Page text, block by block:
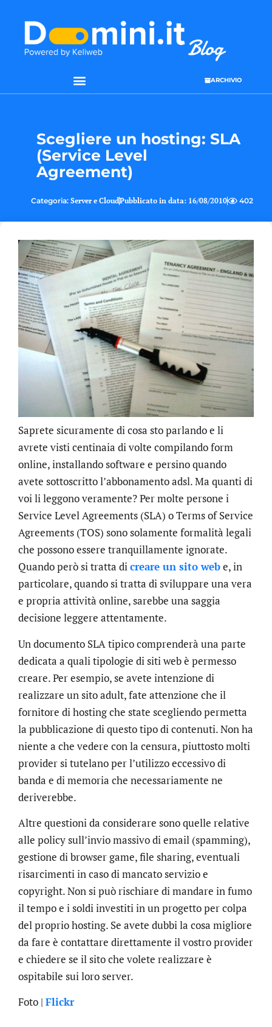
ARCHIVIO
Scegliere un hosting: SLA
(Service Level
Agreement)
Categoria: Server e CloudPubblicato in data: 16/08/2010 402
Saprete sicuramente di cosa sto parlando e li
avrete visti centinaia di volte compilando form
online, installando software e persino quando
avete sottoscritto l’abbonamento adsl. Ma quanti di
voi li leggono veramente? Per molte persone i
Service Level Agreements (SLA) o Terms of Service
Agreements (TOS) sono solamente formalità legali
che possono essere tranquillamente ignorate.
Quando però si tratta dicreare un sito webe, in
particolare, quando si tratta di sviluppare una vera
e propria attività online, sarebbe una saggia
decisione leggere attentamente.
Un documento SLA tipico comprenderà una parte
dedicata a quali tipologie di siti web è permesso
creare. Per esempio, se avete intenzione di
realizzare un sito adult, fate attenzione che il
fornitore di hosting che state scegliendo permetta
la pubblicazione di questo tipo di contenuti. Non ha
niente a che vedere con la censura, piuttosto molti
provider si tutelano per l’utilizzo eccessivo di
banda e di memoria che necessariamente ne
deriverebbe.
Altre questioni da considerare sono quelle relative
alle policy sull’invio massivo di email (spamming),
gestione di browser game, file sharing, eventuali
risarcimenti in caso di mancato servizio e
copyright. Non si può rischiare di mandare in fumo
il tempo e i soldi investiti in un progetto per colpa
del proprio hosting. Se avete dubbi la cosa migliore
da fare è contattare direttamente il vostro provider
e chiedere se il sito che volete realizzare è
ospitabile sui loro server.
Foto | Flickr